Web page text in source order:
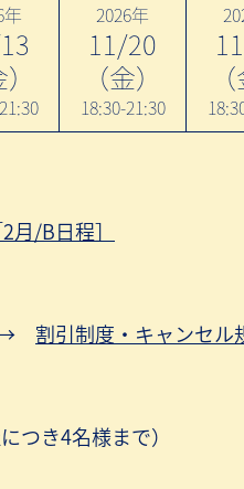
年 2026年
11/20
（金）
18:30-21:30
月/B日程］
割引制度・キャンセル
つき4名様まで）